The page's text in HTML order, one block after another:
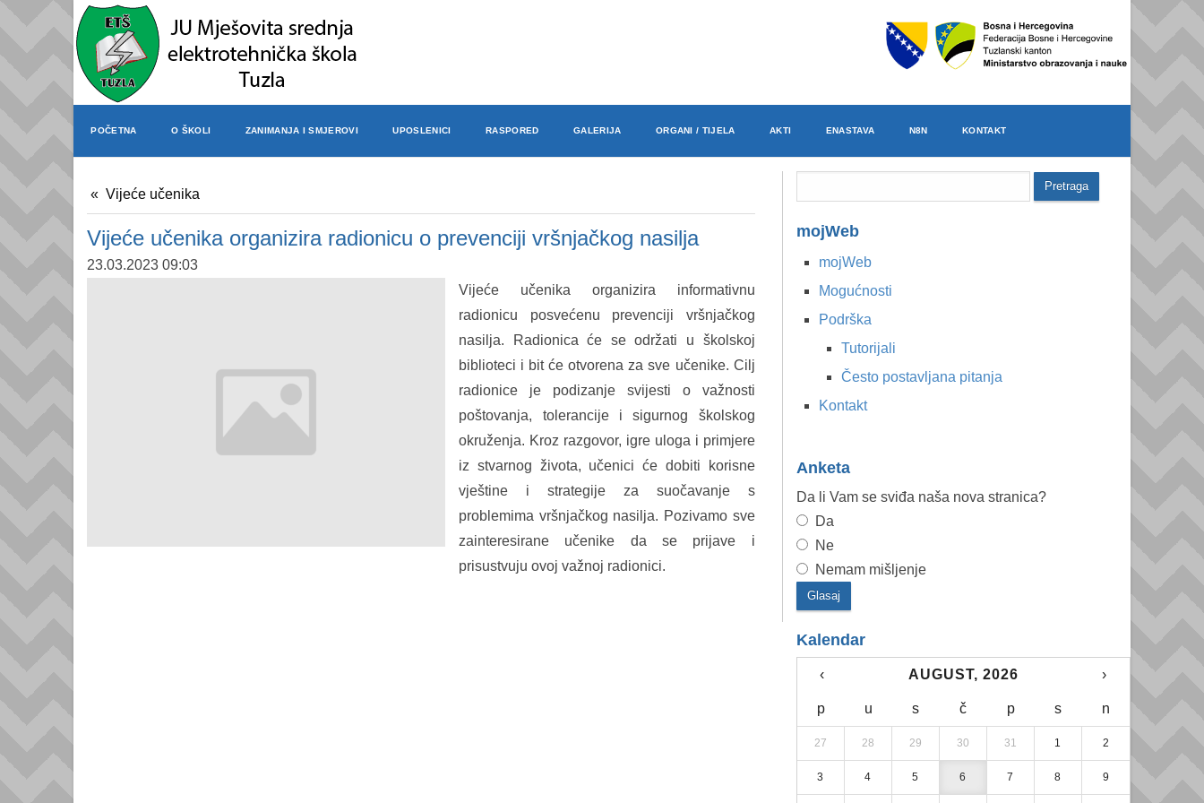
POČETNA O ŠKOLI ZANIMANJA I SMJEROVI UPOSLENICI RASPORED GALERIJA ORGANI / TIJELA AKTI ENASTAVA N8N KONTAKT
Vijeće učenika
Vijeće učenika organizira radionicu o prevenciji vršnjačkog nasilja
23.03.2023 09:03
Vijeće učenika organizira informativnu
radionicu posvećenu prevenciji vršnjačkog
nasilja. Radionica će se održati u školskoj
biblioteci i bit će otvorena za sve učenike. Cilj
radionice je podizanje svijesti o važnosti
poštovanja, tolerancije i sigurnog školskog
okruženja. Kroz razgovor, igre uloga i primjere
iz stvarnog života, učenici će dobiti korisne
vještine i strategije za suočavanje s
problemima vršnjačkog nasilja. Pozivamo sve
zainteresirane učenike da se prijave i
prisustvuju ovoj važnoj radionici.
mojWeb
mojWeb
Mogućnosti
Podrška
Tutorijali
Često postavljana pitanja
Kontakt
Anketa
Da li Vam se sviđa naša nova stranica?
Da
Ne
Nemam mišljenje
Kalendar
‹ AUGUST, 2026 ›
p u s č p s n
27 28 29 30 31 1 2
3 4 5 6 7 8 9